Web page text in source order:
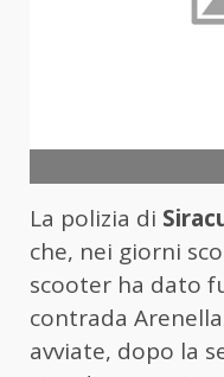
La polizia di
che, nei giorni
scooter ha dato
contrada
avviate, dopo la